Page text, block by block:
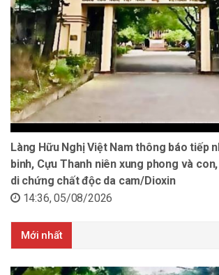
Làng Hữu Nghị Việt Nam thông báo tiếp
binh, Cựu Thanh niên xung phong và
di chứng chất độc da cam/Dioxin
14:36, 05/08/2026
Mới nhất